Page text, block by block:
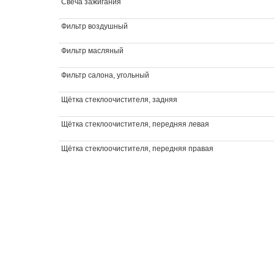
Фильтр воздушный
Фильтр масляный
Фильтр салона, угольный
Щётка стеклоочистителя, задняя
Щётка стеклоочистителя, передняя левая
Щётка стеклоочистителя, передняя правая